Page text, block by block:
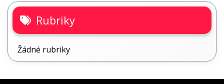
Rubriky
Žádné rubriky